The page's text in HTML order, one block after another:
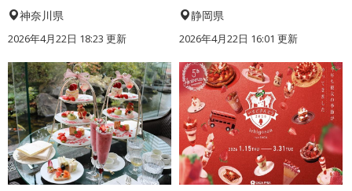
神奈川県
2026年4月22日 18:23 更新
静岡県
2026年4月22日 16:01 更新